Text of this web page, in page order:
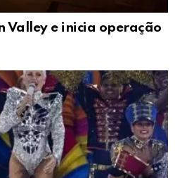
Valley e inicia operação